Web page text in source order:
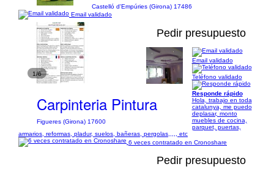
Castelló d'Empúries (Girona) 17486
Email validado
1/6
Pedir presupuesto
Carpinteria Pintura
Figueres (Girona) 17600
Email validado
Teléfono validado
Responde rápido
Hola, trabajo en toda
catalunya, me puedo
deplasar, monto
muebles de cocina,
parquet, puertas,
armarios, reformas, pladur, suelos, bañeras, pergolas,,,,, etc
6 veces contratado en Cronoshare
Pedir presupuesto